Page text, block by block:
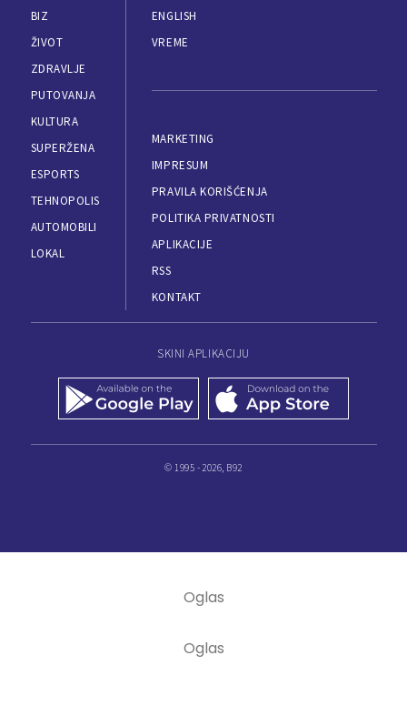
BIZ
ŽIVOT
ZDRAVLJE
PUTOVANJA
KULTURA
SUPERŽENA
ESPORTS
TEHNOPOLIS
AUTOMOBILI
LOKAL
ENGLISH
VREME
MARKETING
IMPRESUM
PRAVILA KORIŠĆENJA
POLITIKA PRIVATNOSTI
APLIKACIJE
RSS
KONTAKT
SKINI APLIKACIJU
© 1995 - 2026, B92